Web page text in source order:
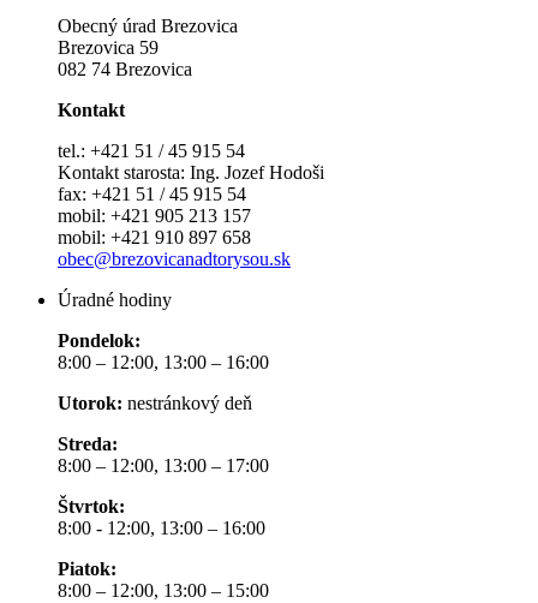
Obecný úrad Brezovica
Brezovica 59
082 74 Brezovica
Kontakt
tel.: +421 51 / 45 915 54
Kontakt starosta: Ing. Jozef Hodoši
fax: +421 51 / 45 915 54
mobil: +421 905 213 157
mobil: +421 910 897 658
obec@brezovicanadtorysou.sk
Úradné hodiny
Pondelok:
8:00 – 12:00, 13:00 – 16:00
Utorok: nestránkový deň
Streda:
8:00 – 12:00, 13:00 – 17:00
Štvrtok:
8:00 - 12:00, 13:00 – 16:00
Piatok:
8:00 – 12:00, 13:00 – 15:00